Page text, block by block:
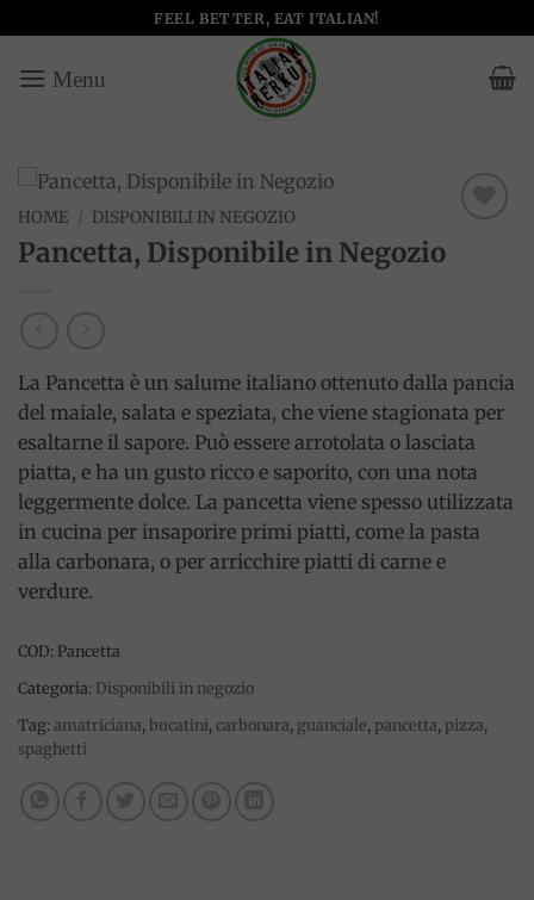
ai
contenuti
FEEL BETTER, EAT ITALIAN!
wishlist
HOME / DISPONIBILI IN NEGOZIO
Pancetta, Disponibile in Negozio
La Pancetta è un salume italiano ottenuto dalla pancia
del maiale, salata e speziata, che viene stagionata per
esaltarne il sapore. Può essere arrotolata o lasciata
piatta, e ha un gusto ricco e saporito, con una nota
leggermente dolce. La pancetta viene spesso utilizzata
in cucina per insaporire primi piatti, come la pasta
alla carbonara, o per arricchire piatti di carne e
verdure.
COD: Pancetta
Categoria: Disponibili in negozio
Tag:amatriciana, bucatini,carbonara, guanciale,pancetta,pizza,
spaghetti